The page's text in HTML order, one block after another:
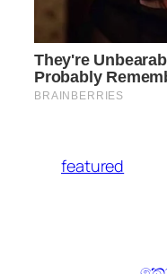
featured